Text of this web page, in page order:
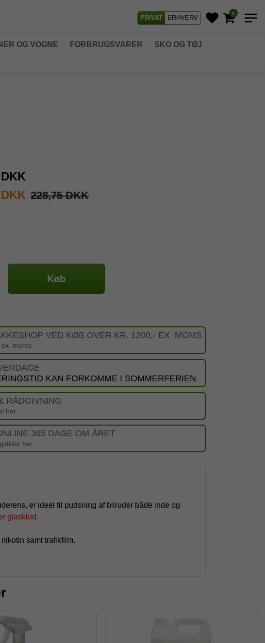
PRIVAT ERHVERV
0
OG VOGNE FORBRUGSVARER SKO OG TØJ
228,75 DKK
Køb
VED KØB OVER KR. 1200,- EX. MOMS
moms
KAN FORKOMME I SOMMERFERIEN
RÅDGIVNING
her
365 DAGE OM ÅRET
her
er ideel til pudsning af bilruder både inde og
glasklud.
samt trafikfilm.